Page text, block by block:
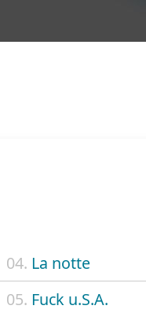
04. La notte
05. Fuck u.S.A.